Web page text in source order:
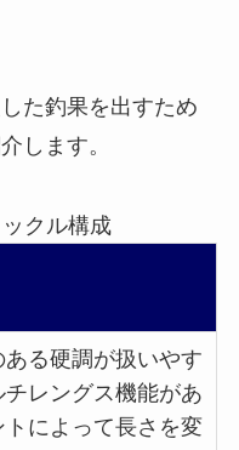
た釣果を出すため
します。
クル構成
る硬調が扱いやす
レングス機能があ
トによって長さを変